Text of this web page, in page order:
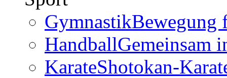
GymnastikBewegung
HandballGemeinsam
KarateShotokan-